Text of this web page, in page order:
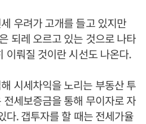
우려가 고개를 들고 있지만
되레 오르고 있는 것으로 나타
이뤄질 것이란 시선도 나온다.
시세차익을 노리는 부동산 투
세보증금을 통해 무이자로 자
다. 갭투자를 할 때는 전세가율